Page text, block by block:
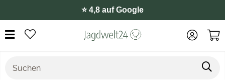
⭐️ 4,8 auf Google